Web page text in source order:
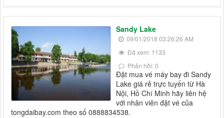
Sandy Lake
09/01/2018 03:26:26 AM
Đã xem: 1133
Phản hồi: 0
Đặt mua vé máy bay đi Sandy
Lake giá rẻ trực tuyến từ Hà
Nội, Hồ Chí Minh hãy liên hệ
với nhân viên đặt vé của
tongdaibay.com theo số 0888834538.